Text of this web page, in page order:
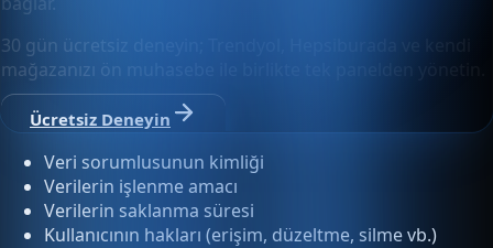
30 gün ücretsiz deneyin; Trendyol, Hepsiburada ve kendi
mağazanızı ön muhasebe ile birlikte tek panelden yönetin.
Ücretsiz Deneyin
Veri sorumlusunun kimliği
Verilerin işlenme amacı
Verilerin saklanma süresi
Kullanıcının hakları (erişim, düzeltme, silme vb.)